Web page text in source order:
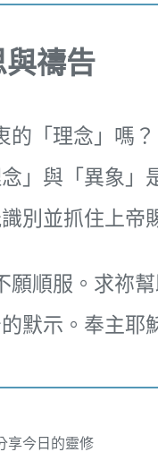
與禱告
的「理念」嗎？
」與「異象」
別並抓住上帝
順服。求祢
默示。奉主耶
享今日的靈修